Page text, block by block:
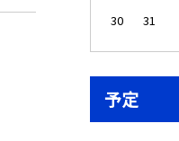
30 31
予定